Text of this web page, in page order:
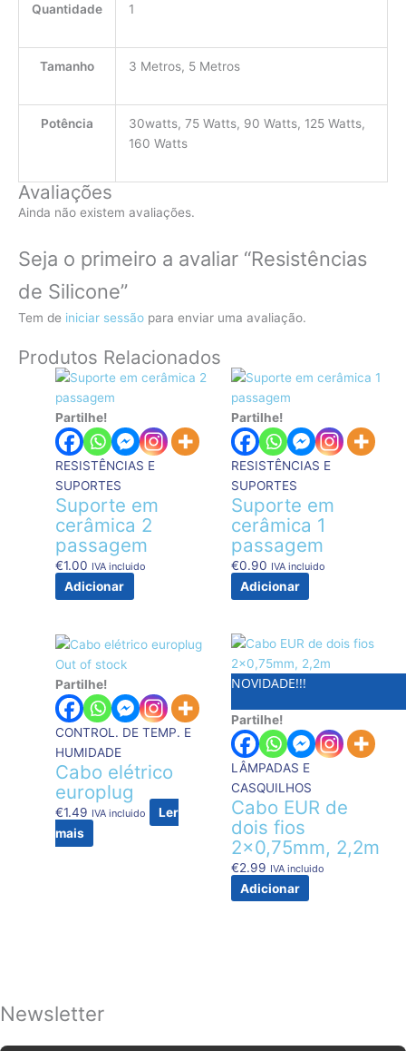
Quantidade 1
Tamanho 3 Metros, 5 Metros
Potência
30watts, 75 Watts, 90 Watts, 125 Watts,
160 Watts
Avaliações
Ainda não existem avaliações.
Seja o primeiro a avaliar “Resistências
de Silicone”
Tem de iniciar sessão para enviar uma avaliação.
Produtos Relacionados
Partilhe!
RESISTÊNCIAS E
SUPORTES
Suporte em
cerâmica 2
passagem
€1.00 IVA incluido
Adicionar
Partilhe!
RESISTÊNCIAS E
SUPORTES
Suporte em
cerâmica 1
passagem
€0.90 IVA incluido
Adicionar
Out of stock
Partilhe!
CONTROL. DE TEMP. E
HUMIDADE
Cabo elétrico
europlug
€1.49 IVA incluido
Ler
mais
NOVIDADE!!!
Partilhe!
LÂMPADAS E
CASQUILHOS
Cabo EUR de
dois fios
2×0,75mm, 2,2m
€2.99 IVA incluido
Adicionar
Newsletter